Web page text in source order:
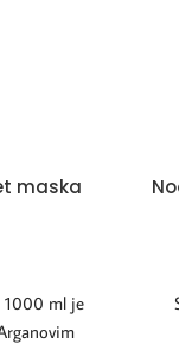
maska
1000 ml je